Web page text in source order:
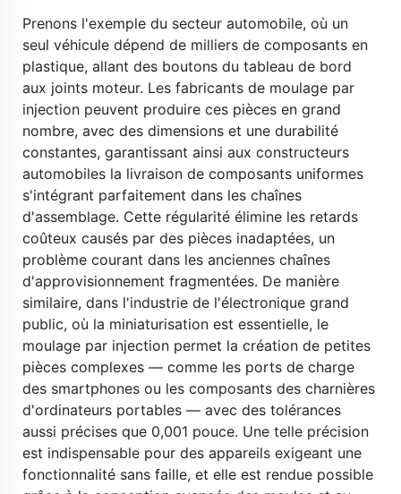
Prenons l'exemple du secteur automobile, où un
seul véhicule dépend de milliers de composants en
plastique, allant des boutons du tableau de bord
aux joints moteur. Les fabricants de moulage par
injection peuvent produire ces pièces en grand
nombre, avec des dimensions et une durabilité
constantes, garantissant ainsi aux constructeurs
automobiles la livraison de composants uniformes
s'intégrant parfaitement dans les chaînes
d'assemblage. Cette régularité élimine les retards
coûteux causés par des pièces inadaptées, un
problème courant dans les anciennes chaînes
d'approvisionnement fragmentées. De manière
similaire, dans l'industrie de l'électronique grand
public, où la miniaturisation est essentielle, le
moulage par injection permet la création de petites
pièces complexes — comme les ports de charge
des smartphones ou les composants des charnières
d'ordinateurs portables — avec des tolérances
aussi précises que 0,001 pouce. Une telle précision
est indispensable pour des appareils exigeant une
fonctionnalité sans faille, et elle est rendue possible